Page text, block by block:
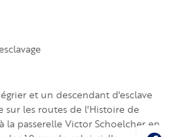
et un descendant d'esclave
sur les routes de l'Histoire de
la passerelle Victor Schoelcher en